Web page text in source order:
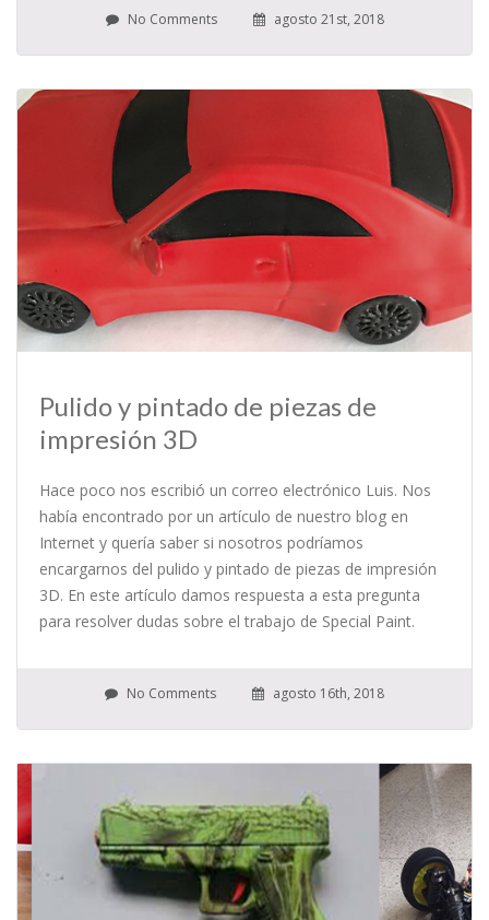
No Comments agosto 21st, 2018
Pulido y pintado de piezas de
impresión 3D
Hace poco nos escribió un correo electrónico Luis. Nos
había encontrado por un artículo de nuestro blog en
Internet y quería saber si nosotros podríamos
encargarnos del pulido y pintado de piezas de impresión
3D. En este artículo damos respuesta a esta pregunta
para resolver dudas sobre el trabajo de Special Paint.
No Comments agosto 16th, 2018